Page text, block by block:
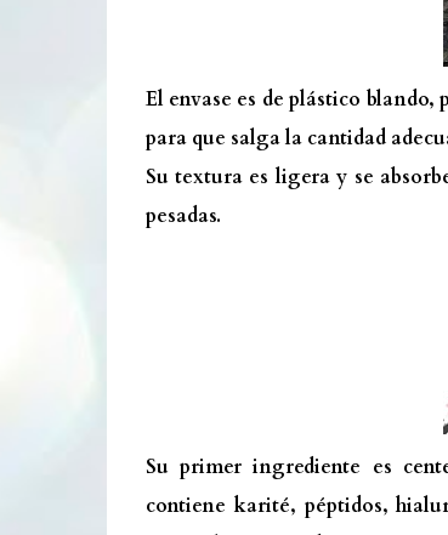
El envase es de plástico
para que salga la cantidad
Su textura es ligera y se
pesadas.
Su primer ingrediente es
contiene karité, péptidos,